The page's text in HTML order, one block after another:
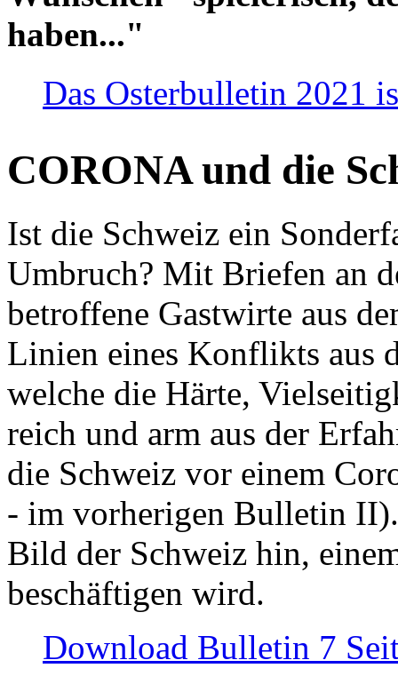
haben..."
Das Osterbulletin 2021
CORONA und die
Ist die Schweiz ein
Umbruch? Mit Briefen an
betroffene Gastwirte aus
Linien eines Konflikts aus
welche die Härte,
reich und arm aus der
die Schweiz vor einem
- im vorherigen Bulletin
Bild der Schweiz hin,
beschäftigen wird.
Download Bulletin 7